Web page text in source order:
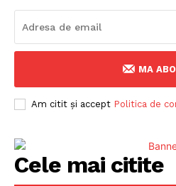
MA
Am citit și accept Politica de
Cele mai citite